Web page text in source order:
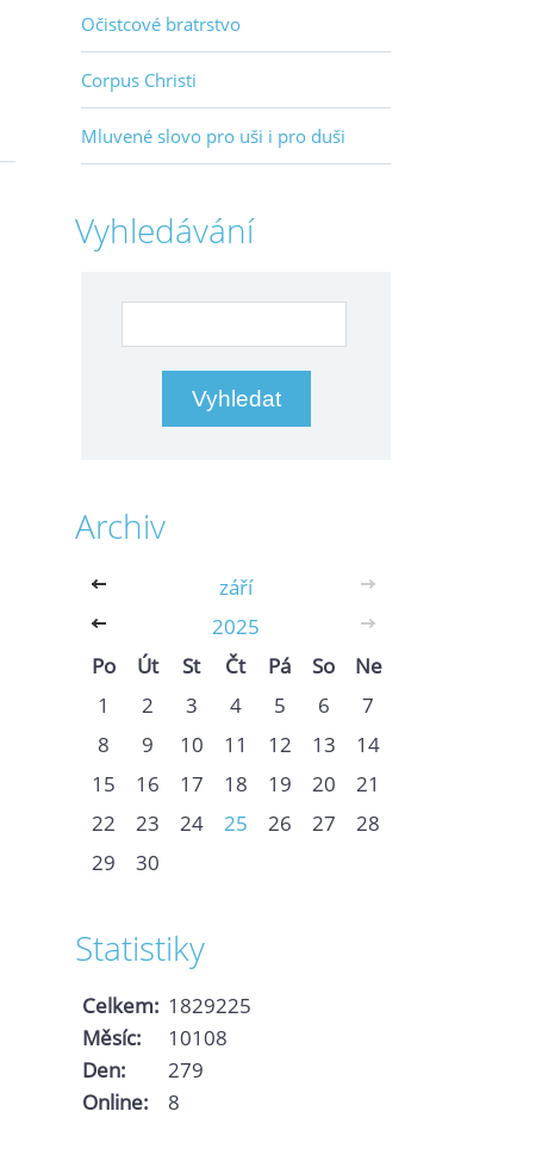
Očistcové bratrstvo
Corpus Christi
Mluvené slovo pro uši i pro duši
Vyhledávání
Archiv
<< září
>>
<<
2025
>>
Po
Út St Čt Pá So
Ne
1
2 3 4 5 6
7
8
9 10 11 12 13
14
15
16 17 18 19 20
21
22
23 24 25 26 27
28
29
30
Statistiky
Online: 8
Celkem: 1829225
Měsíc:
10108
Den:
279